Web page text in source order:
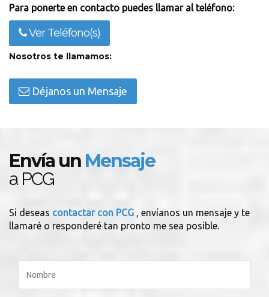
Para ponerte en contacto puedes llamar al teléfono:
Ver Teléfono(s)
Nosotros te llamamos:
Déjanos un Mensaje
Envía un Mensaje
a PCG
Si deseas contactar con PCG , envíanos un mensaje y te
llamaré o responderé tan pronto me sea posible.